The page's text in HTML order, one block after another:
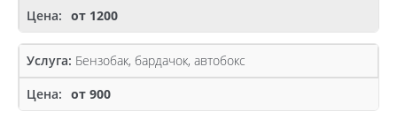
от 1200
Бензобак, бардачок, автобокс
от 900